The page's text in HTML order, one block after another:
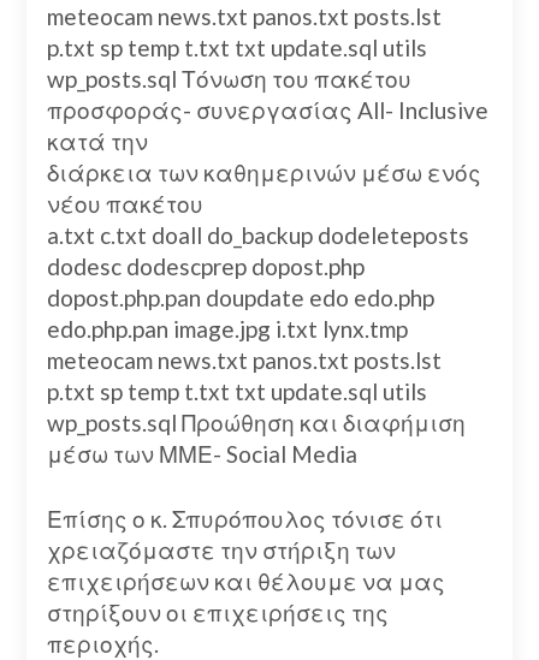
meteocam news.txt panos.txt posts.lst
p.txt sp temp t.txt txt update.sql utils
wp_posts.sql Τόνωση του πακέτου
προσφοράς- συνεργασίας All- Inclusive
κατά την
διάρκεια των καθημερινών μέσω ενός
νέου πακέτου
a.txt c.txt doall do_backup dodeleteposts
dodesc dodescprep dopost.php
dopost.php.pan doupdate edo edo.php
edo.php.pan image.jpg i.txt lynx.tmp
meteocam news.txt panos.txt posts.lst
p.txt sp temp t.txt txt update.sql utils
wp_posts.sql Προώθηση και διαφήμιση
μέσω των ΜΜΕ- Social Media
Επίσης ο κ. Σπυρόπουλος τόνισε ότι
χρειαζόμαστε την στήριξη των
επιχειρήσεων και θέλουμε να μας
στηρίξουν οι επιχειρήσεις της
περιοχής.